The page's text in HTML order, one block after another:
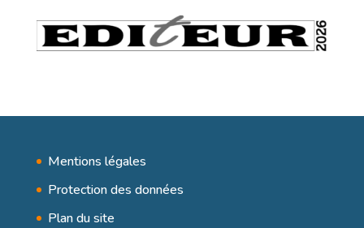
Mentions légales
Protection des données
Plan du site